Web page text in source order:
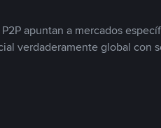
apuntan a mercados
verdaderamente global con